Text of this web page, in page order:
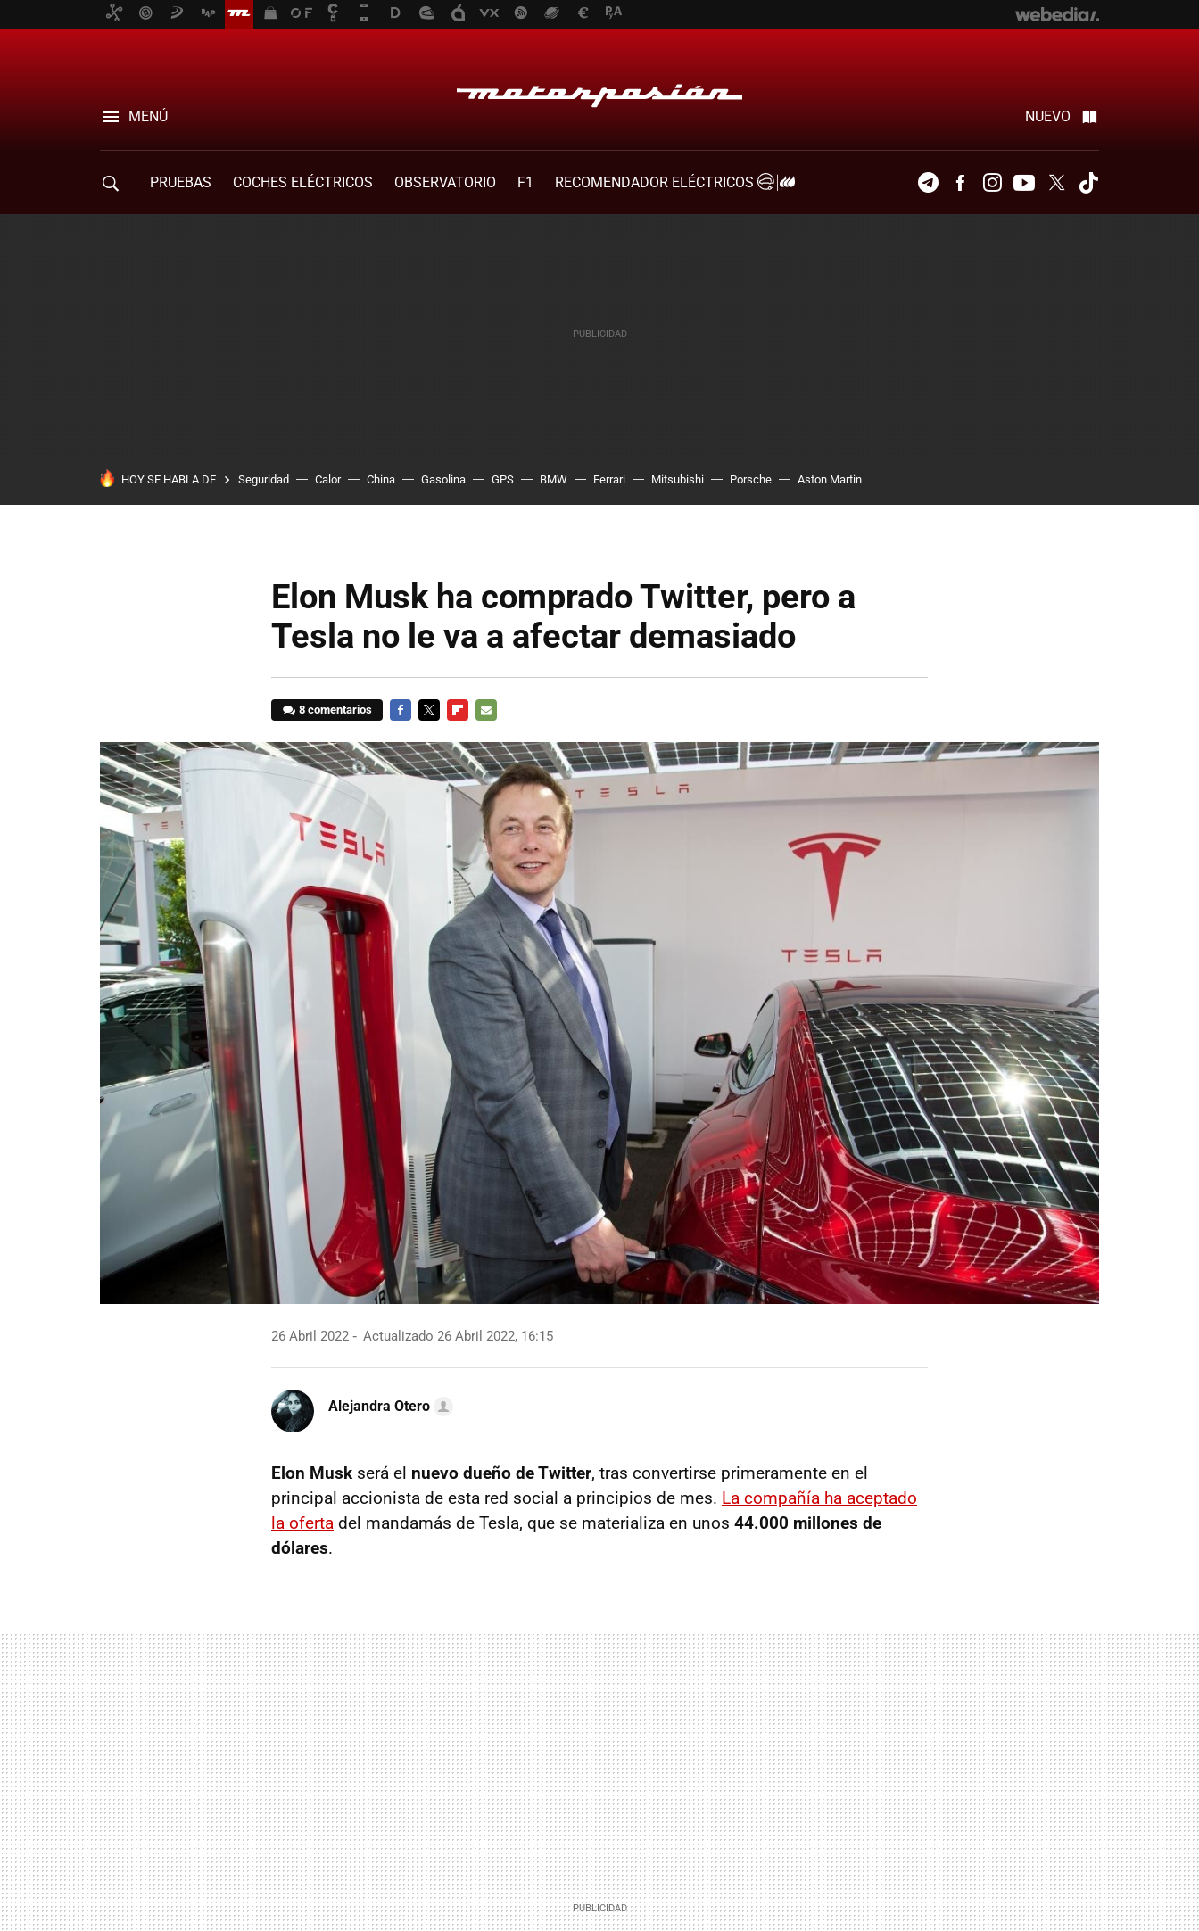
MENÚ NUEVO
PRUEBAS COCHES ELÉCTRICOS OBSERVATORIO F1
RECOMENDADOR ELÉCTRICOS
TelegramFacebookInstagramYoutubeTwitter
HOY SE HABLA DE Seguridad Calor China Gasolina GPS BMW Ferrari Mitsubishi Porsche Aston Martin
Elon Musk ha comprado Twitter, pero a
Tesla no le va a afectar demasiado
8 comentarios
MAIL
26 Abril 2022 Actualizado 26 Abril 2022, 16:15
Alejandra Otero
Elon Musk será el nuevo dueño de Twitter, tras convertirse primeramente en el
principal accionista de esta red social a principios de mes. La compañía ha aceptado
la oferta del mandamás de Tesla, que se materializa en unos 44.000 millones de
dólares.